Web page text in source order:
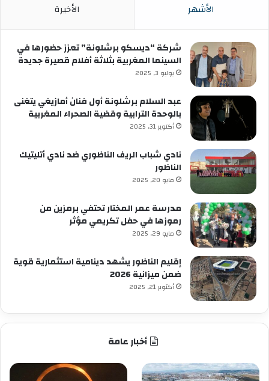
الأشهر الأخيرة
شركة “ديسكو برشلونة” تعزز حضورها في
السينما المغربية بثلاثة أفلام قصيرة جديدة
يوليو 3, 2025
عبد السلام برشلونة أول فنان أمازيغي يتغنى
بالوحدة الترابية وقضية الصحراء المغربية
أكتوبر 31, 2025
نادي شباب الريف الناظوري ضد نادي أتليتيك
الناظور
مايو 20, 2025
مدرسة عمر المختار تحتفي برمزين من
رموزها في حفل تكريمي مؤثر
مايو 29, 2025
إقليم الناظور يشهد دينامية استثمارية قوية
ضمن ميزانية 2026
أكتوبر 21, 2025
أخبار عامة